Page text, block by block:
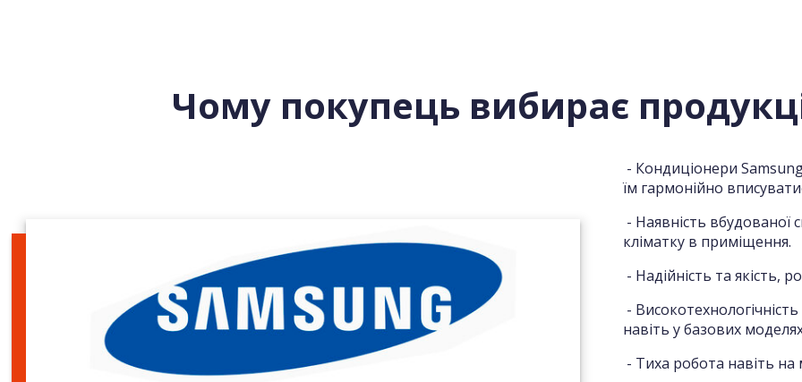
Чому покупець вибирає
- Кондиціонери
їм гармонійно
- Наявність
кліматку в приміщення.
- Надійність та якість,
-
навіть у базових
- Тиха робота навіть